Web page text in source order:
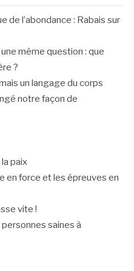
de l’abondance : Rabais sur
même question : que
?
un langage du corps
notre façon de
paix
en force et les épreuves en
vite !
personnes saines à